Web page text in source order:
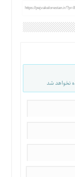
https://pejvakelorestan.ir/
نخواهد شد